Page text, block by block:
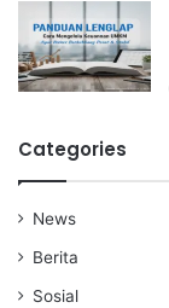
Categories
News
Berita
Sosial